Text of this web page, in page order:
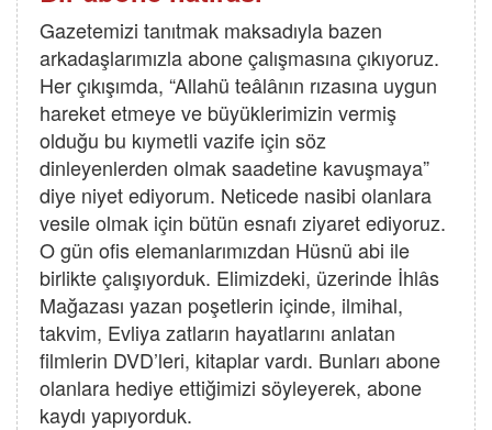
Gazetemizi tanıtmak maksadıyla bazen
arkadaşlarımızla abone çalışmasına çıkıyoruz.
Her çıkışımda, “Allahü teâlânın rızasına uygun
hareket etmeye ve büyüklerimizin vermiş
olduğu bu kıymetli vazife için söz
dinleyenlerden olmak saadetine kavuşmaya”
diye niyet ediyorum. Neticede nasibi olanlara
vesile olmak için bütün esnafı ziyaret ediyoruz.
O gün ofis elemanlarımızdan Hüsnü abi ile
birlikte çalışıyorduk. Elimizdeki, üzerinde İhlâs
Mağazası yazan poşetlerin içinde, ilmihal,
takvim, Evliya zatların hayatlarını anlatan
filmlerin DVD’leri, kitaplar vardı. Bunları abone
olanlara hediye ettiğimizi söyleyerek, abone
kaydı yapıyorduk.